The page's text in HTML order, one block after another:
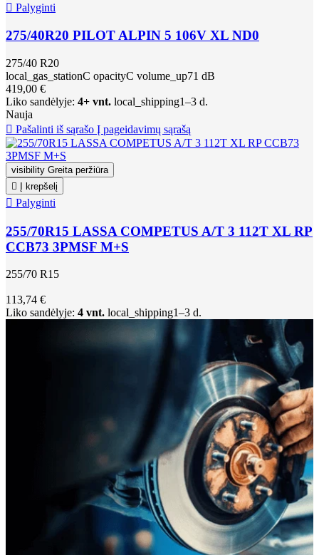
 Palyginti
275/40R20 PILOT ALPIN 5 106V XL ND0
275/40 R20
local_gas_stationC opacityC volume_up71 dB
419,00 €
Liko sandėlyje: 4+ vnt. local_shipping1–3 d.
Nauja
 Pašalinti iš sąrašo Į pageidavimų sąrašą
visibility Greita peržiūra

Į krepšelį
 Palyginti
255/70R15 LASSA COMPETUS A/T 3 112T XL RP
CCB73 3PMSF M+S
255/70 R15
113,74 €
Liko sandėlyje: 4 vnt. local_shipping1–3 d.